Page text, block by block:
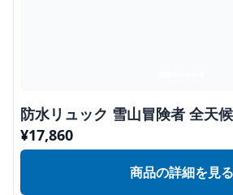
防水リュック 雪山冒険者 全天
¥17,860
商品の詳細を見る